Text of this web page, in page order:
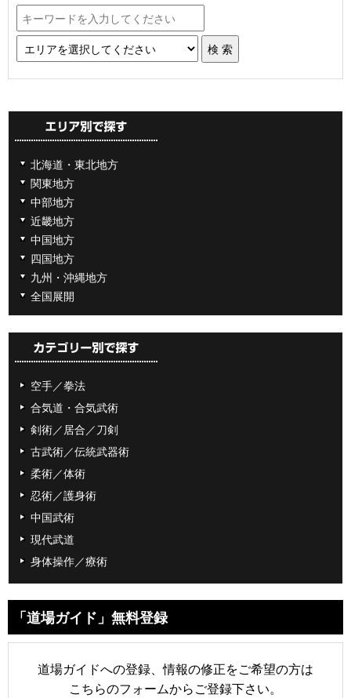
北海道・東北地方
関東地方
中部地方
近畿地方
中国地方
四国地方
九州・沖縄地方
全国展開
空手／拳法
合気道・合気武術
剣術／居合／刀剣
古武術／伝統武器術
柔術／体術
忍術／護身術
中国武術
現代武道
身体操作／療術
「道場ガイド」無料登録
道場ガイドへの登録、情報の修正をご希望の方は
こちらのフォームからご登録下さい。